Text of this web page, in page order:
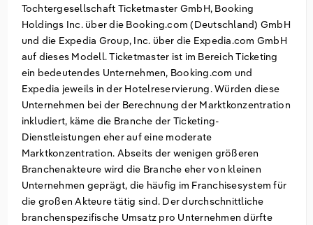
Tochtergesellschaft Ticketmaster GmbH, Booking
Holdings Inc. über die Booking.com (Deutschland) GmbH
und die Expedia Group, Inc. über die Expedia.com GmbH
auf dieses Modell. Ticketmaster ist im Bereich Ticketing
ein bedeutendes Unternehmen, Booking.com und
Expedia jeweils in der Hotelreservierung. Würden diese
Unternehmen bei der Berechnung der Marktkonzentration
inkludiert, käme die Branche der Ticketing-
Dienstleistungen eher auf eine moderate
Marktkonzentration. Abseits der wenigen größeren
Branchenakteure wird die Branche eher von kleinen
Unternehmen geprägt, die häufig im Franchisesystem für
die großen Akteure tätig sind. Der durchschnittliche
branchenspezifische Umsatz pro Unternehmen dürfte